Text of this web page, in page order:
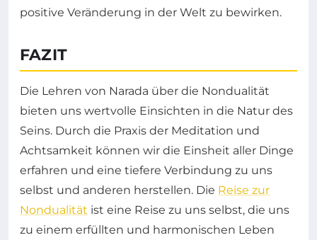
positive Veränderung in der Welt zu bewirken.
FAZIT
Die Lehren von Narada über die Nondualität
bieten uns wertvolle Einsichten in die Natur des
Seins. Durch die Praxis der Meditation und
Achtsamkeit können wir die Einsheit aller Dinge
erfahren und eine tiefere Verbindung zu uns
selbst und anderen herstellen. Die Reise zur
Nondualität ist eine Reise zu uns selbst, die uns
zu einem erfüllten und harmonischen Leben